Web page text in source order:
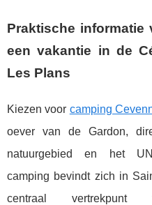
Praktische
een vakantie in de
Les Plans
Kiezen voor camping
oever van de Gardon,
natuurgebied en het
camping bevindt zich in
centraal